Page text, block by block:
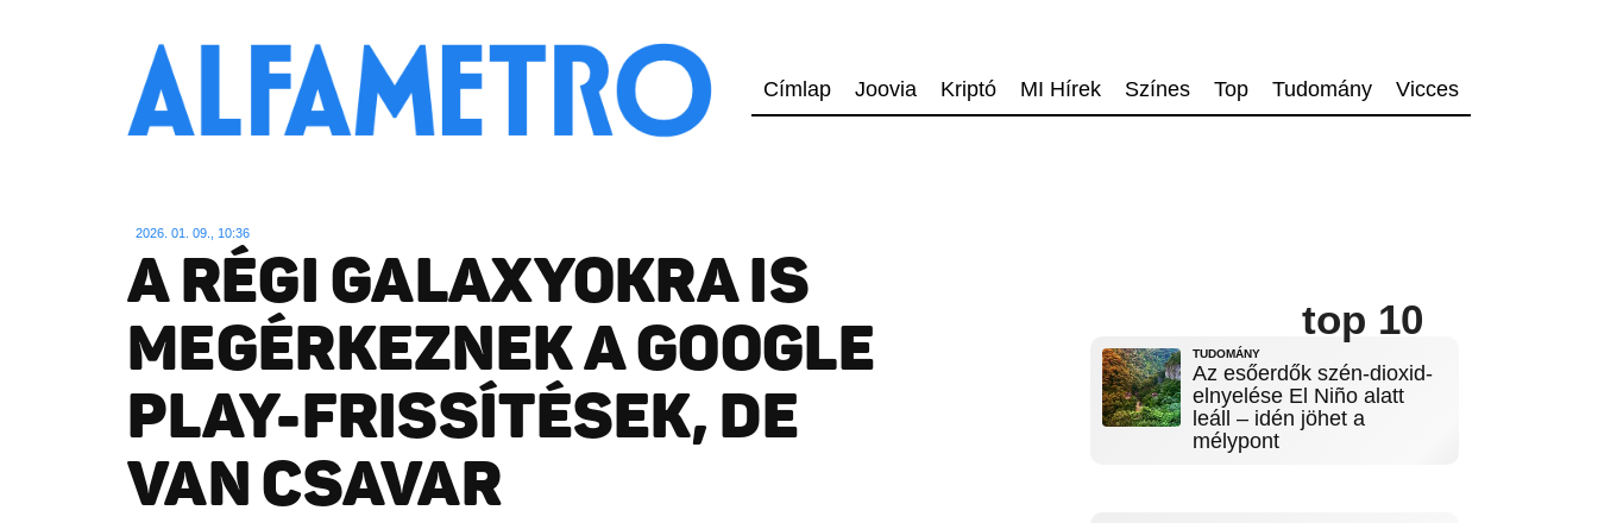
Címlap Joovia Kriptó MI Hírek Színes Top Tudomány Vicces
2026. 01. 09., 10:36
A RÉGI GALAXYOKRA IS
MEGÉRKEZNEK A GOOGLE
PLAY-FRISSÍTÉSEK, DE
VAN CSAVAR
top 10
TUDOMÁNY
Az esőerdők szén-dioxid-
elnyelése El Niño alatt
leáll – idén jöhet a
mélypont